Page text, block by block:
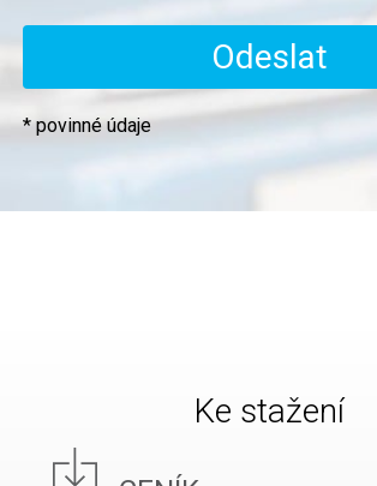
* povinné údaje
Ke stažení